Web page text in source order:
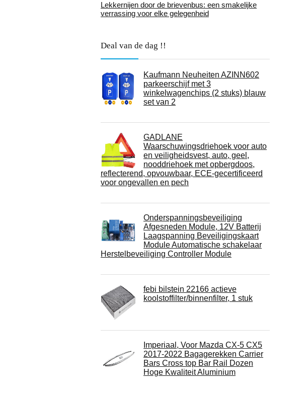
Lekkernijen door de brievenbus: een smakelijke
verrassing voor elke gelegenheid
Deal van de dag !!
Kaufmann Neuheiten AZINN602
parkeerschijf met 3
winkelwagenchips (2 stuks) blauw
set van 2
GADLANE
Waarschuwingsdriehoek voor auto
en veiligheidsvest, auto, geel,
nooddriehoek met opbergdoos,
reflecterend, opvouwbaar, ECE-gecertificeerd
voor ongevallen en pech
Onderspanningsbeveiliging
Afgesneden Module, 12V Batterij
Laagspanning Beveiligingskaart
Module Automatische schakelaar
Herstelbeveiliging Controller Module
febi bilstein 22166 actieve
koolstoffilter/binnenfilter, 1 stuk
Imperiaal, Voor Mazda CX-5 CX5
2017-2022 Bagagerekken Carrier
Bars Cross top Bar Rail Dozen
Hoge Kwaliteit Aluminium